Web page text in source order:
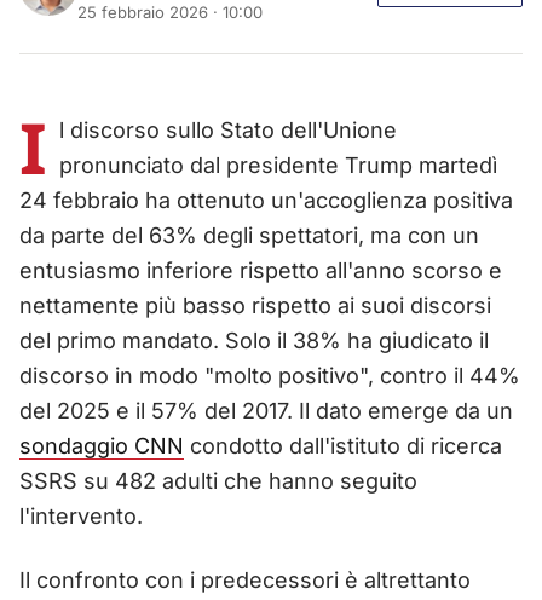
25 febbraio 2026 · 10:00
I
l discorso sullo Stato dell'Unione
pronunciato dal presidente Trump martedì
24 febbraio ha ottenuto un'accoglienza positiva
da parte del 63% degli spettatori, ma con un
entusiasmo inferiore rispetto all'anno scorso e
nettamente più basso rispetto ai suoi discorsi
del primo mandato. Solo il 38% ha giudicato il
discorso in modo "molto positivo", contro il 44%
del 2025 e il 57% del 2017. Il dato emerge da un
sondaggio CNN condotto dall'istituto di ricerca
SSRS su 482 adulti che hanno seguito
l'intervento.
Il confronto con i predecessori è altrettanto